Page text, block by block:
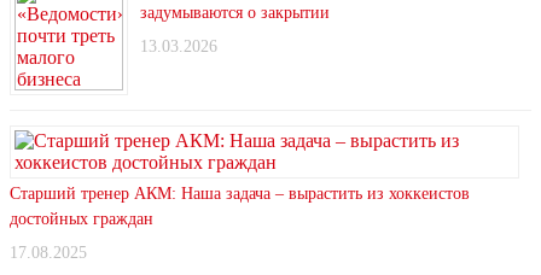
задумываются о закрытии
13.03.2026
Старший тренер АКМ: Наша задача – вырастить из хоккеистов
достойных граждан
17.08.2025